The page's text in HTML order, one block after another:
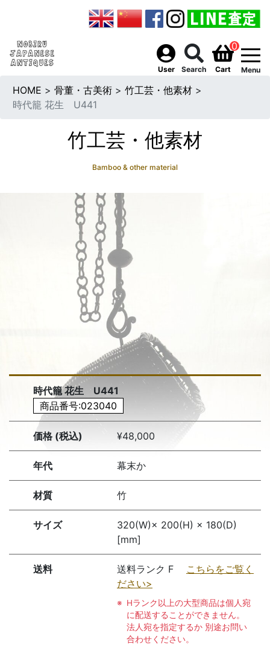
User Search
0
Cart Menu
HOME > 骨董・古美術 > 竹工芸・他素材 >
時代籠 花生 U441
竹工芸・他素材
Bamboo & other material
時代籠 花生 U441
商品番号:023040
価格 (税込) ¥48,000
年代 幕末か
材質 竹
サイズ
320(W)× 200(H) × 180(D)
[mm]
送料 送料ランク F こちらをご覧く
ださい>
Hランク以上の大型商品は個人宛
に配送することができません。
法人宛を指定するか 別途お問い
合わせください。